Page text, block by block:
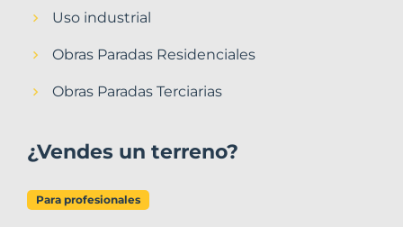
Uso industrial
Obras Paradas Residenciales
Obras Paradas Terciarias
¿Vendes un terreno?
Para profesionales